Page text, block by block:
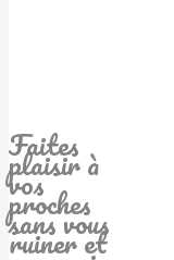
Faites
plaisir à
vos
proches
sans vous
ruiner et